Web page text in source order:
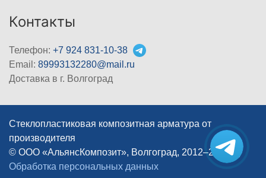
Контакты
Телефон: +7 924 831-10-38
Email: 89993132280@mail.ru
Доставка в г. Волгоград
Стеклопластиковая композитная арматура от
производителя
© ООО «АльянсКомпозит», Волгоград, 2012–2026
Обработка персональных данных